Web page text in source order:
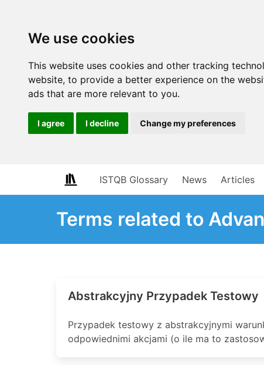
We use cookies
This website uses cookies and other tracking
website, to provide a better experience on the
ads that are more relevant to you.
I agree I decline Change my preferences
ISTQB Glossary News Articles
Terms related to
Abstrakcyjny Przypadek Testowy
Przypadek testowy z abstrakcyjnymi
odpowiednimi akcjami (o ile ma to